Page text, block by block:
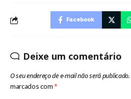
Facebook
Deixe um comentário
O seu endereço de e-mail não será publicado.
marcados com*